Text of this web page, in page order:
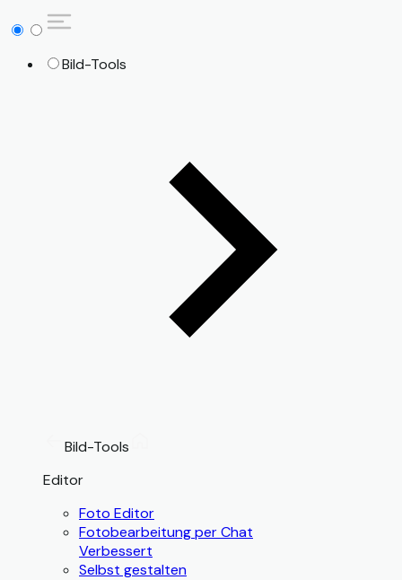
Bild-Tools
Bild-Tools
Editor
Foto Editor
Fotobearbeitung per Chat
Verbessert
Selbst gestalten